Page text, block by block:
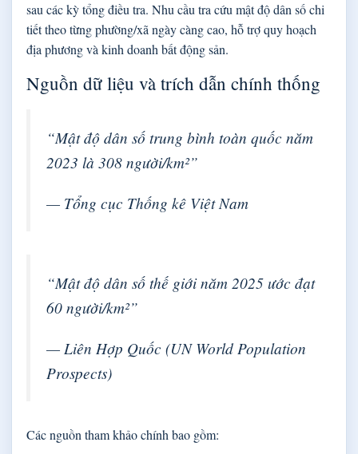
sau các kỳ tổng điều tra. Nhu cầu tra cứu mật độ dân số chi
tiết theo từng phường/xã ngày càng cao, hỗ trợ quy hoạch
địa phương và kinh doanh bất động sản.
Nguồn dữ liệu và trích dẫn chính thống
“Mật độ dân số trung bình toàn quốc năm
2023 là 308 người/km²”
— Tổng cục Thống kê Việt Nam
“Mật độ dân số thế giới năm 2025 ước đạt
60 người/km²”
— Liên Hợp Quốc (UN World Population
Prospects)
Các nguồn tham khảo chính bao gồm: